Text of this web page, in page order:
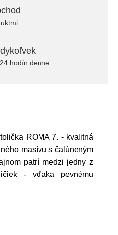
hodín denne
ROMA 7. - kvalitná
masívu s čalúneným
patrí medzi jedny z
- vďaka pevnému